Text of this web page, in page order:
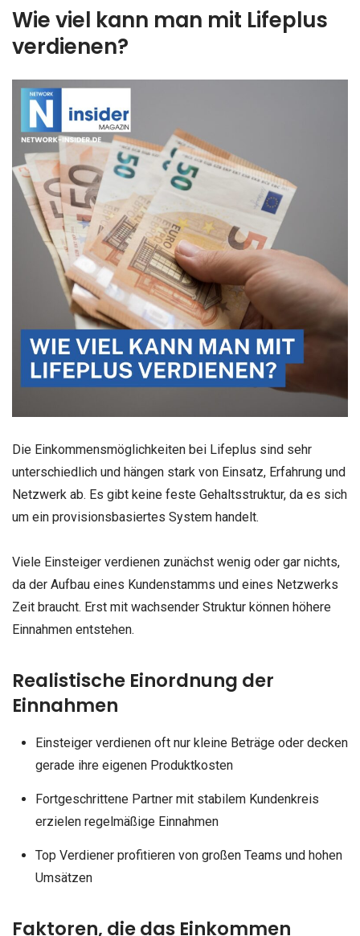
Wie viel kann man mit Lifeplus
verdienen?
Die Einkommensmöglichkeiten bei Lifeplus sind sehr
unterschiedlich und hängen stark von Einsatz, Erfahrung und
Netzwerk ab. Es gibt keine feste Gehaltsstruktur, da es sich
um ein provisionsbasiertes System handelt.
Viele Einsteiger verdienen zunächst wenig oder gar nichts,
da der Aufbau eines Kundenstamms und eines Netzwerks
Zeit braucht. Erst mit wachsender Struktur können höhere
Einnahmen entstehen.
Realistische Einordnung der
Einnahmen
Einsteiger verdienen oft nur kleine Beträge oder decken
gerade ihre eigenen Produktkosten
Fortgeschrittene Partner mit stabilem Kundenkreis
erzielen regelmäßige Einnahmen
Top Verdiener profitieren von großen Teams und hohen
Umsätzen
Faktoren, die das Einkommen